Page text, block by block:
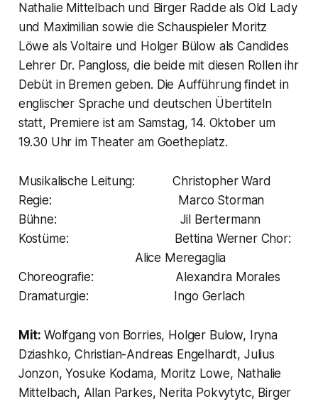
Nathalie Mittelbach und Birger Radde als Old Lady
und Maximilian sowie die Schauspieler Moritz
Löwe als Voltaire und Holger Bülow als Candides
Lehrer Dr. Pangloss, die beide mit diesen Rollen ihr
Debüt in Bremen geben. Die Aufführung findet in
englischer Sprache und deutschen Übertiteln
statt, Premiere ist am Samstag, 14. Oktober um
19.30 Uhr im Theater am Goetheplatz.
Musikalische Leitung: Christopher Ward
Regie: Marco Storman
Bühne: Jil Bertermann
Kostüme: Bettina Werner Chor:
Alice Meregaglia
Choreografie: Alexandra Morales
Dramaturgie: Ingo Gerlach
Mit: Wolfgang von Borries, Holger Bulow, Iryna
Dziashko, Christian-Andreas Engelhardt, Julius
Jonzon, Yosuke Kodama, Moritz Lowe, Nathalie
Mittelbach, Allan Parkes, Nerita Pokvytytc, Birger